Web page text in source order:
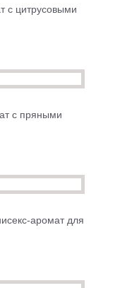
с цитрусовыми
с пряными
аромат для